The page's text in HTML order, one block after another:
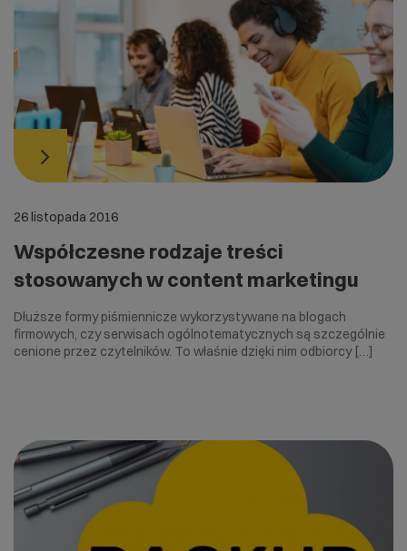
26 listopada 2016
Współczesne rodzaje treści
stosowanych w content marketingu
Dłuższe formy piśmiennicze wykorzystywane na blogach
firmowych, czy serwisach ogólnotematycznych są szczególnie
cenione przez czytelników. To właśnie dzięki nim odbiorcy […]